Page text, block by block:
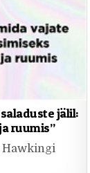
jälil:
ruumis”
Hawkingi